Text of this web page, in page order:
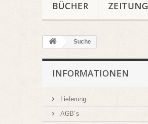
BÜCHER ZEITUNG
Suche
INFORMATIONEN
Lieferung
AGB´s